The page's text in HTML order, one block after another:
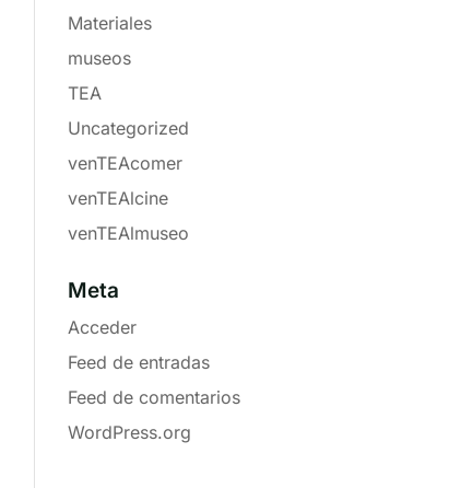
Materiales
museos
TEA
Uncategorized
venTEAcomer
venTEAlcine
venTEAlmuseo
Meta
Acceder
Feed de entradas
Feed de comentarios
WordPress.org